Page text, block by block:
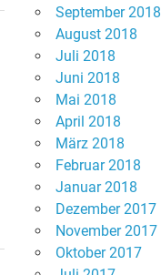
September 2018
August 2018
Juli 2018
Juni 2018
Mai 2018
April 2018
März 2018
Februar 2018
Januar 2018
Dezember 2017
November 2017
Oktober 2017